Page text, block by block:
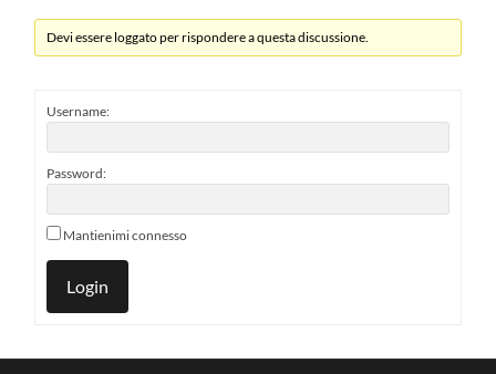
Devi essere loggato per rispondere a questa discussione.
Username:
Password:
Mantienimi connesso
Login